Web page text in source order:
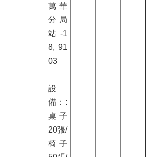
萬華
分局
站-1
8, 91
03
設
備：:
桌子
20張/
椅子